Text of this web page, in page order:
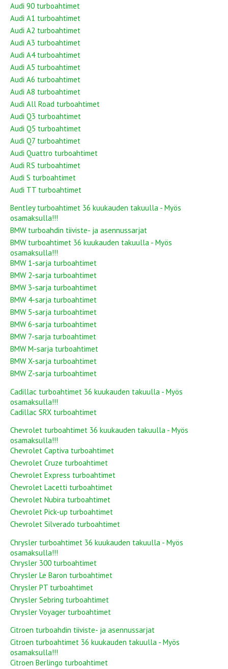
Audi 90 turboahtimet
Audi A1 turboahtimet
Audi A2 turboahtimet
Audi A3 turboahtimet
Audi A4 turboahtimet
Audi A5 turboahtimet
Audi A6 turboahtimet
Audi A8 turboahtimet
Audi All Road turboahtimet
Audi Q3 turboahtimet
Audi Q5 turboahtimet
Audi Q7 turboahtimet
Audi Quattro turboahtimet
Audi RS turboahtimet
Audi S turboahtimet
Audi TT turboahtimet
Bentley turboahtimet 36 kuukauden takuulla - Myös
osamaksulla!!!
BMW turboahdin tiiviste- ja asennussarjat
BMW turboahtimet 36 kuukauden takuulla - Myös
osamaksulla!!!
BMW 1-sarja turboahtimet
BMW 2-sarja turboahtimet
BMW 3-sarja turboahtimet
BMW 4-sarja turboahtimet
BMW 5-sarja turboahtimet
BMW 6-sarja turboahtimet
BMW 7-sarja turboahtimet
BMW M-sarja turboahtimet
BMW X-sarja turboahtimet
BMW Z-sarja turboahtimet
Cadillac turboahtimet 36 kuukauden takuulla - Myös
osamaksulla!!!
Cadillac SRX turboahtimet
Chevrolet turboahtimet 36 kuukauden takuulla - Myös
osamaksulla!!!
Chevrolet Captiva turboahtimet
Chevrolet Cruze turboahtimet
Chevrolet Express turboahtimet
Chevrolet Lacetti turboahtimet
Chevrolet Nubira turboahtimet
Chevrolet Pick-up turboahtimet
Chevrolet Silverado turboahtimet
Chrysler turboahtimet 36 kuukauden takuulla - Myös
osamaksulla!!!
Chrysler 300 turboahtimet
Chrysler Le Baron turboahtimet
Chrysler PT turboahtimet
Chrysler Sebring turboahtimet
Chrysler Voyager turboahtimet
Citroen turboahdin tiiviste- ja asennussarjat
Citroen turboahtimet 36 kuukauden takuulla - Myös
osamaksulla!!!
Citroen Berlingo turboahtimet